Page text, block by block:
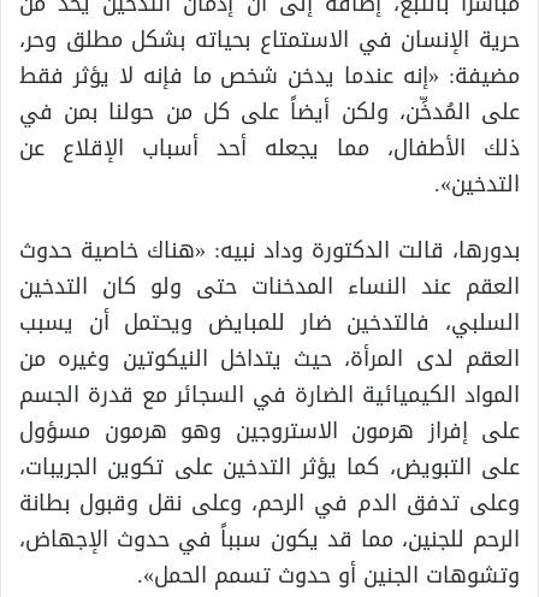
حرية الإنسان في الاستمتاع بحياته بشكل مطلق وحر،
مضيفة: «إنه عندما يدخن شخص ما فإنه لا يؤثر فقط
على المُدخِّن، ولكن أيضاً على كل من حولنا بمن في
ذلك الأطفال، مما يجعله أحد أسباب الإقلاع عن
التدخين».
بدورها، قالت الدكتورة وداد نبيه: «هناك خاصية حدوث
العقم عند النساء المدخنات حتى ولو كان التدخين
السلبي، فالتدخين ضار للمبايض ويحتمل أن يسبب
العقم لدى المرأة، حيث يتداخل النيكوتين وغيره من
المواد الكيميائية الضارة في السجائر مع قدرة الجسم
على إفراز هرمون الاستروجين وهو هرمون مسؤول
على التبويض، كما يؤثر التدخين على تكوين الجريبات،
وعلى تدفق الدم في الرحم، وعلى نقل وقبول بطانة
الرحم للجنين، مما قد يكون سبباً في حدوث الإجهاض،
وتشوهات الجنين أو حدوث تسمم الحمل».